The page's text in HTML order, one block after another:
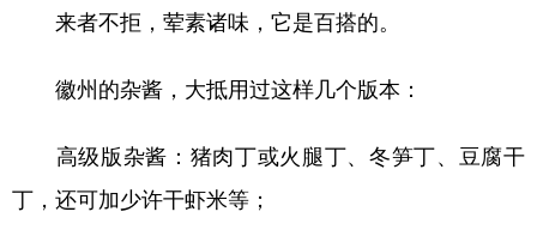
学术中国 乡村振兴 银龄
公益 一带一路 亚太网 上市公司
文化产业
来者不拒，荤素诸味，它是百搭的。
徽州的杂酱，大抵用过这样几个版本：
高级版杂酱：猪肉丁或火腿丁、冬笋丁、豆腐干
丁，还可加少许干虾米等；